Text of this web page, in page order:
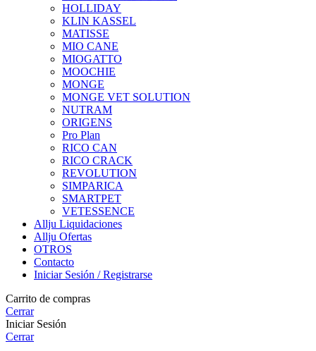
HOLLIDAY
KLIN KASSEL
MATISSE
MIO CANE
MIOGATTO
MOOCHIE
MONGE
MONGE VET SOLUTION
NUTRAM
ORIGENS
Pro Plan
RICO CAN
RICO CRACK
REVOLUTION
SIMPARICA
SMARTPET
VETESSENCE
Allju Liquidaciones
Allju Ofertas
OTROS
Contacto
Iniciar Sesión / Registrarse
Carrito de compras
Cerrar
Iniciar Sesión
Cerrar